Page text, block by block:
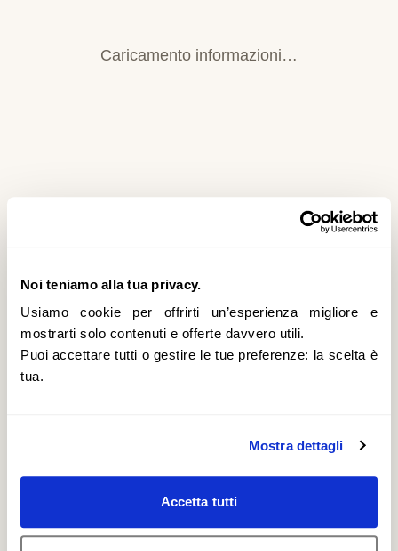
Noi teniamo alla tua privacy.
Usiamo cookie per offrirti un’esperienza migliore e
mostrarti solo contenuti e offerte davvero utili.
Puoi accettare tutti o gestire le tue preferenze: la scelta è
tua.
Mostra dettagli
Accetta tutti
Caricamento informazioni…